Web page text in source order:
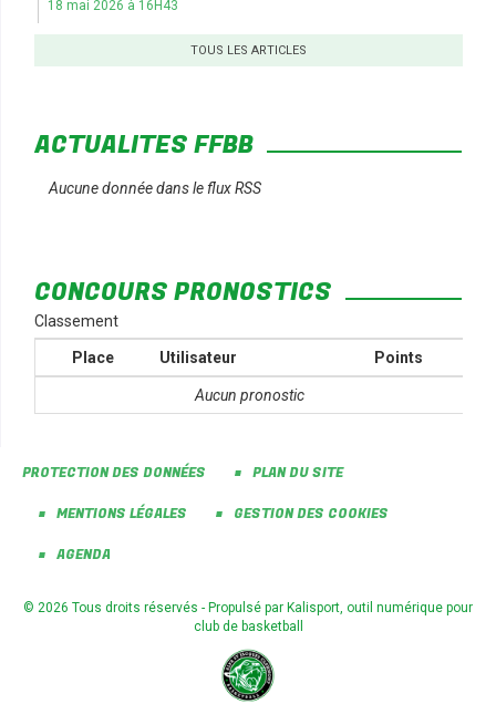
18 mai 2026 à 16H43
TOUS LES ARTICLES
ACTUALITÉS FFBB
Aucune donnée dans le flux RSS
CONCOURS PRONOSTICS
Classement
Place Utilisateur Points
Aucun pronostic
PROTECTION DES DONNÉES PLAN DU SITE
MENTIONS LÉGALES GESTION DES COOKIES
AGENDA
© 2026 Tous droits réservés - Propulsé par Kalisport, outil numérique pour
club de basketball